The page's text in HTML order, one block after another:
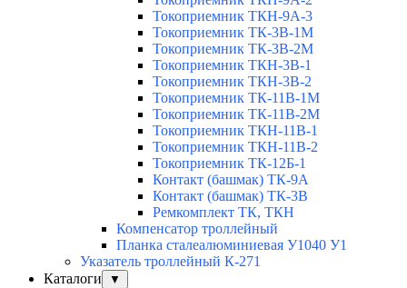
Токоприемник ТКН-9А-3
Токоприемник ТК-3В-1М
Токоприемник ТК-3В-2М
Токоприемник ТКН-3В-1
Токоприемник ТКН-3В-2
Токоприемник ТК-11В-1М
Токоприемник ТК-11В-2М
Токоприемник ТКН-11В-1
Токоприемник ТКН-11В-2
Токоприемник ТК-12Б-1
Контакт (башмак) ТК-9А
Контакт (башмак) ТК-3В
Ремкомплект ТК, ТКН
Компенсатор троллейный
Планка сталеалюминиевая У1040 У1
Указатель троллейный К-271
Каталоги
▼